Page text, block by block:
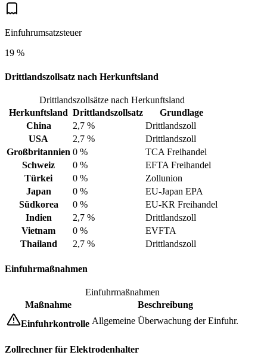
Einfuhrumsatzsteuer
19 %
Drittlandszollsatz nach Herkunftsland
Drittlandszollsätze nach Herkunftsland
Herkunftsland Drittlandszollsatz
Grundlage
China
2,7 %
Drittlandszoll
USA
2,7 %
Drittlandszoll
Großbritannien 0 %
TCA Freihandel
Schweiz
0 %
EFTA Freihandel
Türkei
0 %
Zollunion
Japan
0 %
EU-Japan EPA
Südkorea
0 %
EU-KR Freihandel
Indien
2,7 %
Drittlandszoll
Vietnam
0 %
EVFTA
Thailand
2,7 % Drittlandszoll
Einfuhrmaßnahmen
Einfuhrmaßnahmen
Maßnahme
Beschreibung
Einfuhrkontrolle Allgemeine Überwachung der Einfuhr.
Zollrechner für Elektrodenhalter